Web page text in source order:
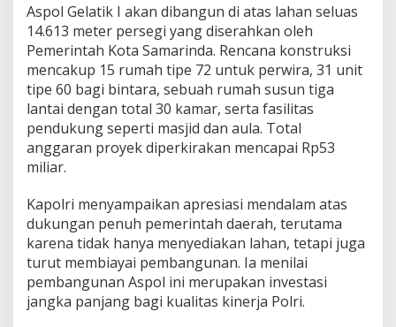
Aspol Gelatik I akan dibangun di atas lahan seluas
14.613 meter persegi yang diserahkan oleh
Pemerintah Kota Samarinda. Rencana konstruksi
mencakup 15 rumah tipe 72 untuk perwira, 31 unit
tipe 60 bagi bintara, sebuah rumah susun tiga
lantai dengan total 30 kamar, serta fasilitas
pendukung seperti masjid dan aula. Total
anggaran proyek diperkirakan mencapai Rp53
miliar.
Kapolri menyampaikan apresiasi mendalam atas
dukungan penuh pemerintah daerah, terutama
karena tidak hanya menyediakan lahan, tetapi juga
turut membiayai pembangunan. Ia menilai
pembangunan Aspol ini merupakan investasi
jangka panjang bagi kualitas kinerja Polri.